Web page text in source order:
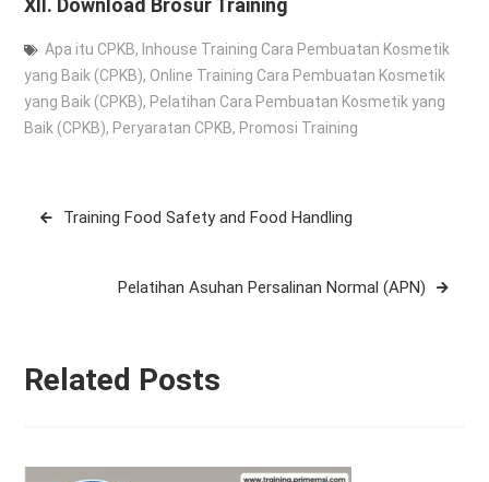
XII. Download Brosur Training
Apa itu CPKB, Inhouse Training Cara Pembuatan Kosmetik
yang Baik (CPKB), Online Training Cara Pembuatan Kosmetik
yang Baik (CPKB), Pelatihan Cara Pembuatan Kosmetik yang
Baik (CPKB), Peryaratan CPKB, Promosi Training
PostTraining Food Safety and Food Handling
Pelatihan Asuhan Persalinan Normal (APN)
Related Posts